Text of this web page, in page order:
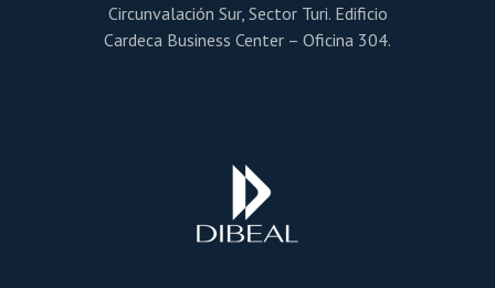
Circunvalación Sur, Sector Turi. Edificio
Cardeca Business Center – Oficina 304.